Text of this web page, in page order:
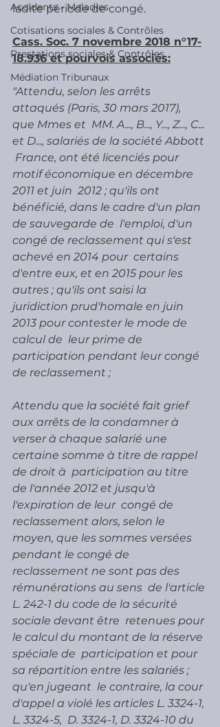
Accidents - Maladies
Cotisations sociales & Contrôles
Prestations sociales & Contrôles
Médiation Tribunaux
ladite période de congé.
Cass. Soc. 7 novembre 2018 n°17-
18.936 et pourvois associés:
"Attendu, selon les arrêts
attaqués (Paris, 30 mars 2017),
que Mmes et  MM. A..., B..., Y..., Z..., C...
et D..., salariés de la société Abbott
France, ont été licenciés pour
motif économique en décembre
2011 et juin  2012 ; qu'ils ont
bénéficié, dans le cadre d'un plan
de sauvegarde de  l'emploi, d'un
congé de reclassement qui s'est
achevé en 2014 pour  certains
d'entre eux, et en 2015 pour les
autres ; qu'ils ont saisi la
juridiction prud'homale en juin
2013 pour contester le mode de
calcul de  leur prime de
participation pendant leur congé
de reclassement ;
Attendu que la société fait grief
aux arrêts de la condamner à
verser à chaque salarié une
certaine somme à titre de rappel
de droit à  participation au titre
de l'année 2012 et jusqu'à
l'expiration de leur  congé de
reclassement alors, selon le
moyen, que les sommes versées
pendant le congé de
reclassement ne sont pas des
rémunérations au sens  de l'article
L. 242-1 du code de la sécurité
sociale devant être  retenues pour
le calcul du montant de la réserve
spéciale de  participation et pour
sa répartition entre les salariés ;
qu'en jugeant  le contraire, la cour
d'appel a violé les articles L. 3324-1,
L. 3324-5,  D. 3324-1, D. 3324-10 du